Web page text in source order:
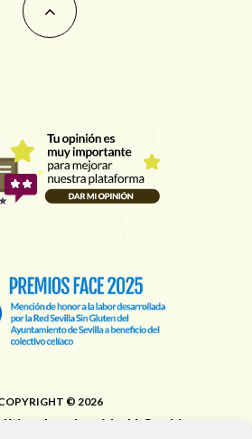
© 2026
de privacidad | Cookies